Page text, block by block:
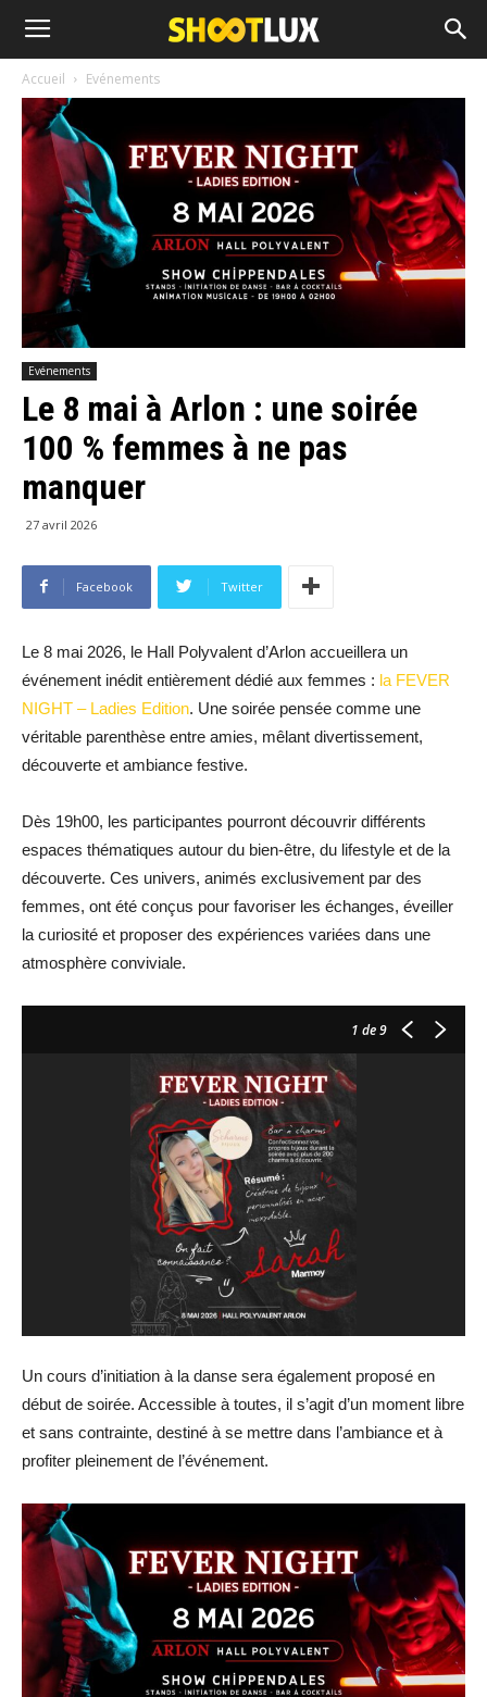
Accueil Evénements
Evénements
Le 8 mai à Arlon : une soirée
100 % femmes à ne pas
manquer
27 avril 2026
Facebook Twitter
Le 8 mai 2026, le Hall Polyvalent d’Arlon accueillera un
événement inédit entièrement dédié aux femmes : la FEVER
NIGHT – Ladies Edition. Une soirée pensée comme une
véritable parenthèse entre amies, mêlant divertissement,
découverte et ambiance festive.
Dès 19h00, les participantes pourront découvrir différents
espaces thématiques autour du bien-être, du lifestyle et de la
découverte. Ces univers, animés exclusivement par des
femmes, ont été conçus pour favoriser les échanges, éveiller
la curiosité et proposer des expériences variées dans une
atmosphère conviviale.
1 de 9
Un cours d’initiation à la danse sera également proposé en
début de soirée. Accessible à toutes, il s’agit d’un moment libre
et sans contrainte, destiné à se mettre dans l’ambiance et à
profiter pleinement de l’événement.